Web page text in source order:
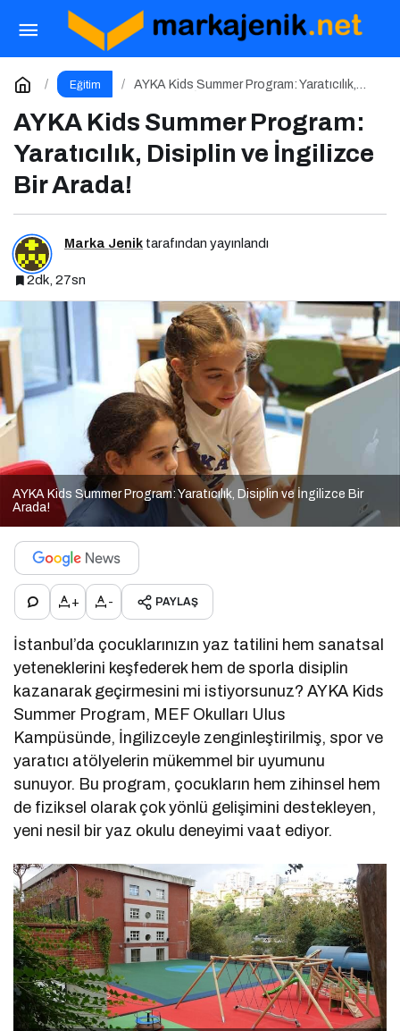
Eğitim
AYKA Kids Summer Program: Yaratıcılık,
AYKA Kids Summer Program:
Yaratıcılık, Disiplin ve İngilizce
Bir Arada!
Marka Jenik tarafından yayınlandı
2dk, 27sn
AYKA Kids Summer Program: Yaratıcılık, Disiplin ve İngilizce Bir
Arada!
+ - PAYLAŞ
İstanbul’da çocuklarınızın yaz tatilini hem sanatsal
yeteneklerini keşfederek hem de sporla disiplin
kazanarak geçirmesini mi istiyorsunuz? AYKA Kids
Summer Program, MEF Okulları Ulus
Kampüsünde, İngilizceyle zenginleştirilmiş, spor ve
yaratıcı atölyelerin mükemmel bir uyumunu
sunuyor. Bu program, çocukların hem zihinsel hem
de fiziksel olarak çok yönlü gelişimini destekleyen,
yeni nesil bir yaz okulu deneyimi vaat ediyor.
İstanbul Üniversitesi’nde Yeni Medya ve
Dergicilik Konuşuldu
Yorum Yap